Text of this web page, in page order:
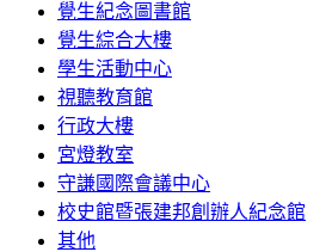
覺生紀念圖書館
覺生綜合大樓
學生活動中心
視聽教育館
行政大樓
宮燈教室
守謙國際會議中心
校史館暨張建邦創辦人紀念館
其他